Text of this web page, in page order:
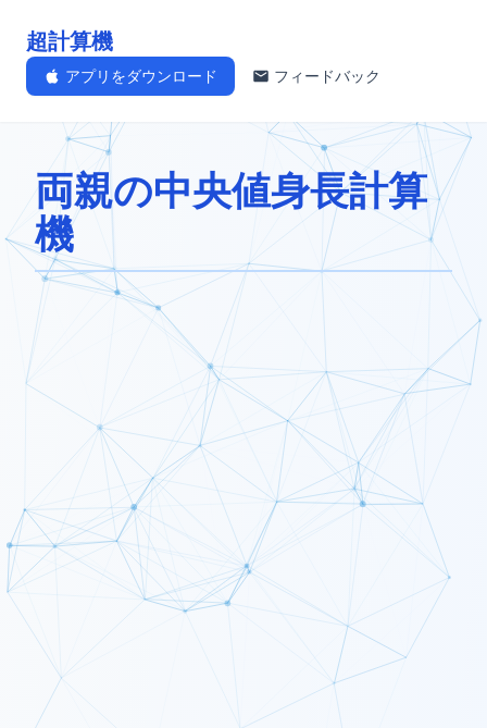
超計算機
アプリをダウンロード フィードバック
両親の中央値身長計算
機